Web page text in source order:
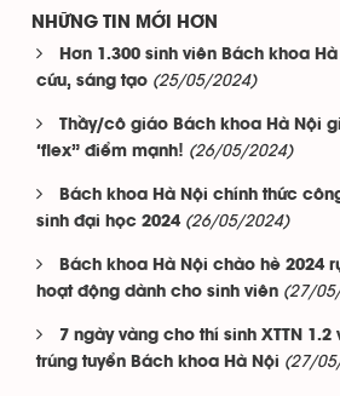
NHỮNG TIN MỚI HƠN
Hơn 1.300 sinh viên Bách khoa
cứu, sáng tạo (25/05/2024)
Thầy/cô giáo Bách khoa Hà Nội
‘flex” điểm mạnh! (26/05/2024)
Bách khoa Hà Nội chính thức
sinh đại học 2024 (26/05/2024)
Bách khoa Hà Nội chào hè 2024
hoạt động dành cho sinh viên (27/
7 ngày vàng cho thí sinh XTTN
trúng tuyển Bách khoa Hà Nội (27/